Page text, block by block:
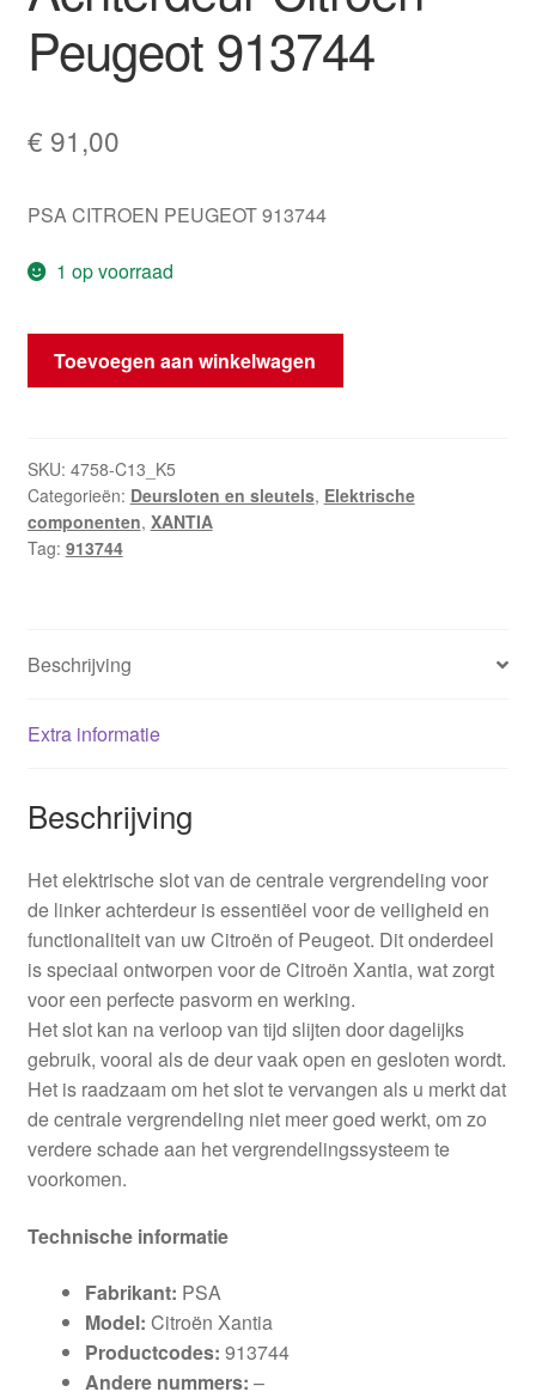
Peugeot 913744
€ 91,00
PSA CITROEN PEUGEOT 913744
1 op voorraad
Deurenslot
Linker
Peugeot
913744
hoeveelheid
Toevoegen aan winkelwagen
SKU: 4758-C13_K5
Categorieën: Deursloten en sleutels, Elektrische
componenten, XANTIA
Tag: 913744
Beschrijving
Extra informatie
Beschrijving
Het elektrische slot van de centrale vergrendeling voor
de linker achterdeur is essentiëel voor de veiligheid en
functionaliteit van uw Citroën of Peugeot. Dit onderdeel
is speciaal ontworpen voor de Citroën Xantia, wat zorgt
voor een perfecte pasvorm en werking.
Het slot kan na verloop van tijd slijten door dagelijks
gebruik, vooral als de deur vaak open en gesloten wordt.
Het is raadzaam om het slot te vervangen als u merkt dat
de centrale vergrendeling niet meer goed werkt, om zo
verdere schade aan het vergrendelingssysteem te
voorkomen.
Technische informatie
Fabrikant: PSA
Model: Citroën Xantia
Productcodes: 913744
Andere nummers: –